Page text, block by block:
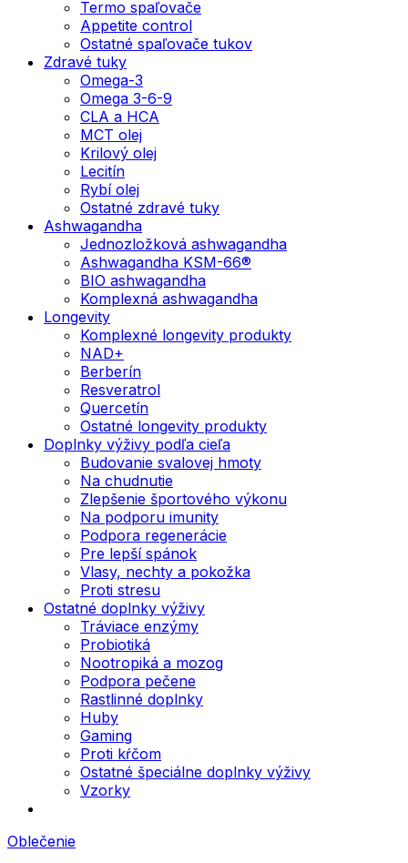
Termo spaľovače
Appetite control
Ostatné spaľovače tukov
Zdravé tuky
Omega-3
Omega 3-6-9
CLA a HCA
MCT olej
Krilový olej
Lecitín
Rybí olej
Ostatné zdravé tuky
Ashwagandha
Jednozložková ashwagandha
Ashwagandha KSM-66®
BIO ashwagandha
Komplexná ashwagandha
Longevity
Komplexné longevity produkty
NAD+
Berberín
Resveratrol
Quercetín
Ostatné longevity produkty
Doplnky výživy podľa cieľa
Budovanie svalovej hmoty
Na chudnutie
Zlepšenie športového výkonu
Na podporu imunity
Podpora regenerácie
Pre lepší spánok
Vlasy, nechty a pokožka
Proti stresu
Ostatné doplnky výživy
Tráviace enzýmy
Probiotiká
Nootropiká a mozog
Podpora pečene
Rastlinné doplnky
Huby
Gaming
Proti kŕčom
Ostatné špeciálne doplnky výživy
Vzorky
Oblečenie